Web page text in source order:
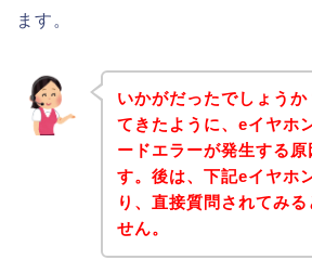
ます。
いかがだったでしょう
てきたように、eイヤホ
ードエラーが発生する原
す。後は、下記eイヤホ
り、直接質問されてみ
せん。